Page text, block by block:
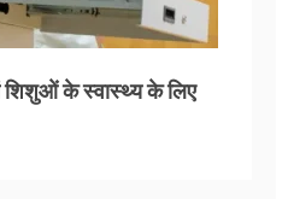
शिशुओं के स्वास्थ्य के लिए